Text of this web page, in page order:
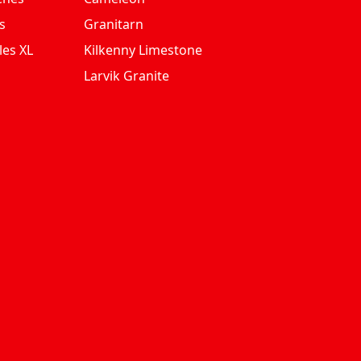
XL
Granitarn
Kilkenny Limestone
Larvik Granite